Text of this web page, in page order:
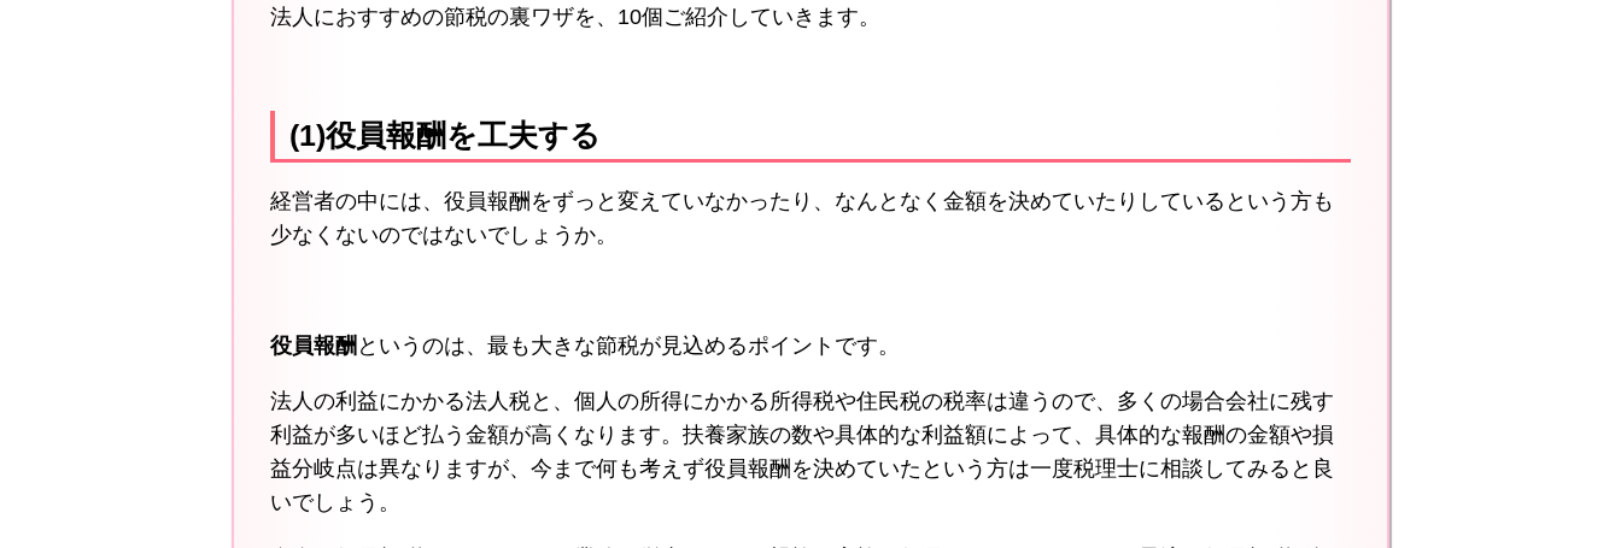
法人におすすめの節税の裏ワザを、10個ご紹介していきます。
(1)役員報酬を工夫する
経営者の中には、役員報酬をずっと変えていなかったり、なんとなく金額を決めていたりしているという方も
少なくないのではないでしょうか。
役員報酬 というのは、最も大きな節税が見込めるポイントです。
法人の利益にかかる法人税と、個人の所得にかかる所得税や住民税の税率は違うので、多くの場合会社に残す
利益が多いほど払う金額が高くなります。扶養家族の数や具体的な利益額によって、具体的な報酬の金額や損
益分岐点は異なりますが、今まで何も考えず役員報酬を決めていたという方は一度税理士に相談してみると良
いでしょう。